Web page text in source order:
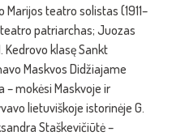
teatro solistas (1911–
patriarchas; Juozas
Kedrovo klasę Sankt
Maskvos Didžiajame
– mokėsi Maskvoje ir
lietuviškoje istorinėje G.
Staškevičiūtė –